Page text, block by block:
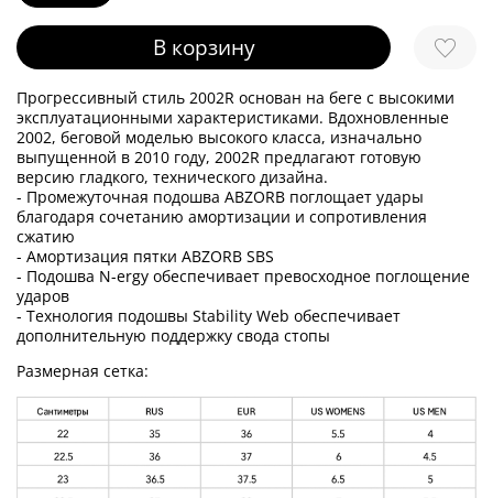
В корзину
Прогрессивный стиль 2002R основан на беге с высокими
эксплуатационными характеристиками. Вдохновленные
2002, беговой моделью высокого класса, изначально
выпущенной в 2010 году, 2002R предлагают готовую
версию гладкого, технического дизайна.
- Промежуточная подошва ABZORB поглощает удары
благодаря сочетанию амортизации и сопротивления
сжатию
- Амортизация пятки ABZORB SBS
- Подошва N-ergy обеспечивает превосходное поглощение
ударов
- Технология подошвы Stability Web обеспечивает
дополнительную поддержку свода стопы
Размерная сетка: